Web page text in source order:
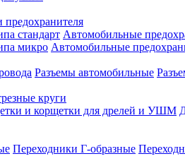
стандарт Автомобильные
микро Автомобильные
Разъемы автомобильные
круги
и корщетки для дрелей и УШМ
Переходники Г-образные